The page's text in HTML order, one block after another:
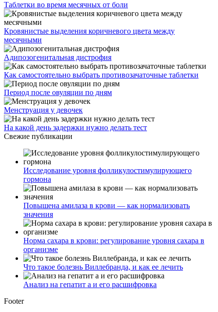
Таблетки во время месячных от боли
Кровянистые выделения коричневого цвета между
месячными
Адипозогенитальная дистрофия
Как самостоятельно выбрать противозачаточные таблетки
Период после овуляции по дням
Менструация у девочек
На какой день задержки нужно делать тест
Свежие публикации
Исследование уровня фолликулостимулирующего
гормона
Повышена амилаза в крови — как нормализовать
значения
Норма сахара в крови: регулирование уровня сахара в
организме
Что такое болезнь Виллебранда, и как ее лечить
Анализ на гепатит а и его расшифровка
Footer